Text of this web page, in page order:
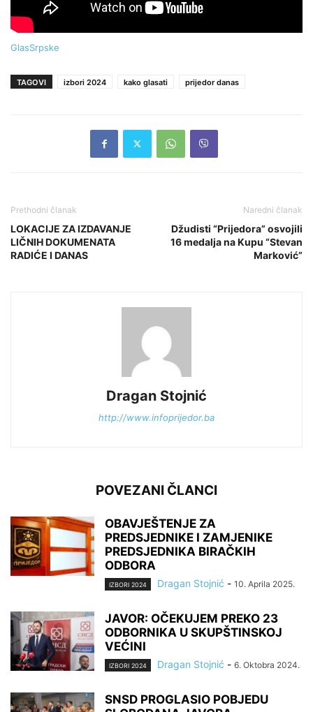
GlasSrpske
TAGOVI izbori 2024 kako glasati prijedor danas
Prethodni članak
LOKACIJE ZA IZDAVANJE
LIČNIH DOKUMENATA
RADIĆE I DANAS
Naredni članak
Džudisti “Prijedora” osvojili
16 medalja na Kupu “Stevan
Marković”
Dragan Stojnić
http://www.infoprijedor.ba
POVEZANI ČLANCI
OBAVJEŠTENJE ZA
PREDSJEDNIKE I ZAMJENIKE
PREDSJEDNIKA BIRAČKIH
ODBORA
IZBORI 2024 Dragan Stojnić - 10. Aprila 2025.
JAVOR: OČEKUJEM PREKO 23
ODBORNIKA U SKUPŠTINSKOJ
VEĆINI
IZBORI 2024 Dragan Stojnić - 6. Oktobra 2024.
SNSD PROGLASIO POBJEDU